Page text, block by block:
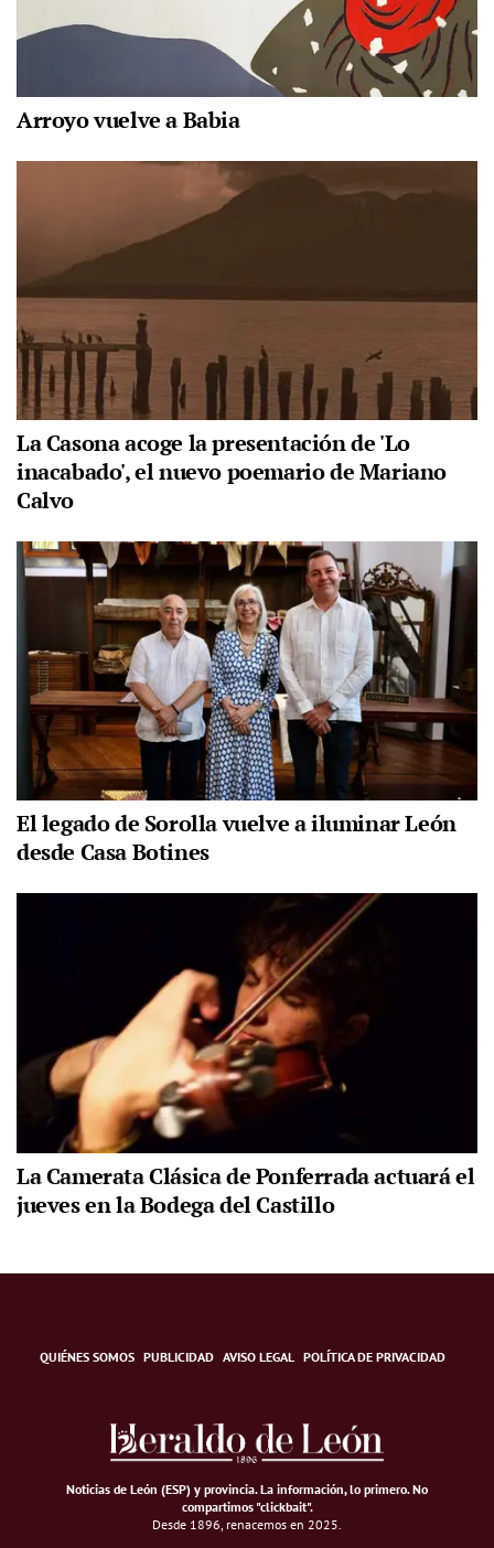
Arroyo vuelve a Babia
La Casona acoge la presentación de 'Lo
inacabado', el nuevo poemario de Mariano
Calvo
El legado de Sorolla vuelve a iluminar León
desde Casa Botines
La Camerata Clásica de Ponferrada actuará el
jueves en la Bodega del Castillo
QUIÉNES SOMOS PUBLICIDAD AVISO LEGAL POLÍTICA DE PRIVACIDAD
Noticias de León (ESP) y provincia. La información, lo primero.No
compartimos "clickbait".
Desde 1896, renacemos en 2025.